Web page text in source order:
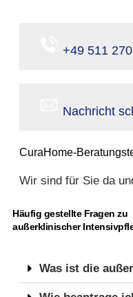
+49 511
Nachricht
CuraHome-
Wir sind für Sie da
Häufig gestellte Fragen zu
außerklinischer
Was ist die